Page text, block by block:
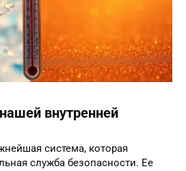
внутренней
система, которая
служба безопасности. Ее